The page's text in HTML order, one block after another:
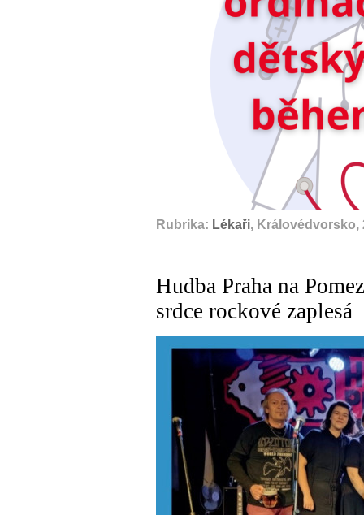
Rubrika: Lékaři, Královédvorsko,
Hudba Praha na
srdce rockové zaplesá